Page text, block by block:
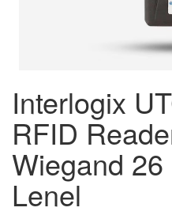
Interlogix
RFID
Wiegand
Lenel